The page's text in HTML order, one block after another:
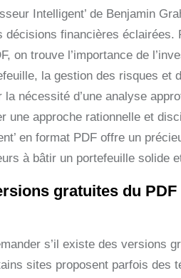
Intelligent’ de Benjamin
décisions financières
on trouve l’importance de
la gestion des risques et
la nécessité d’une analyse
une approche rationnelle et
en format PDF offre un
à bâtir un portefeuille solide
gratuites du PDF
s’il existe des versions
sites proposent parfois des